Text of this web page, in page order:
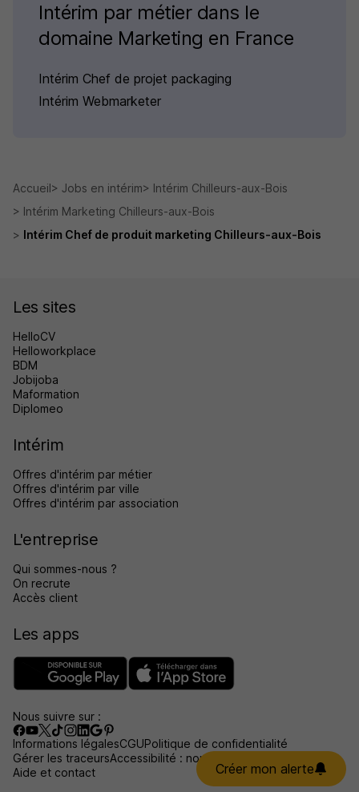
Créer mon alerte
Intérim par métier dans le
domaine Marketing en France
Intérim Chef de projet packaging
Intérim Webmarketer
Accueil Jobs en intérim
Intérim Chilleurs-aux-Bois
Intérim Marketing Chilleurs-aux-Bois
Intérim Chef de produit marketing Chilleurs-aux-Bois
Les sites
HelloCV
Helloworkplace
BDM
Jobijoba
Maformation
Diplomeo
Intérim
Offres d'intérim par métier
Offres d'intérim par ville
Offres d'intérim par association
L'entreprise
Qui sommes-nous ?
On recrute
Accès client
Les apps
Nous suivre sur :
Informations légalesCGUPolitique de confidentialité
Gérer les traceursAccessibilité : non conforme
Aide et contact